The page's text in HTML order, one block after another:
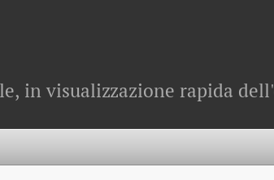
in visualizzazione rapida